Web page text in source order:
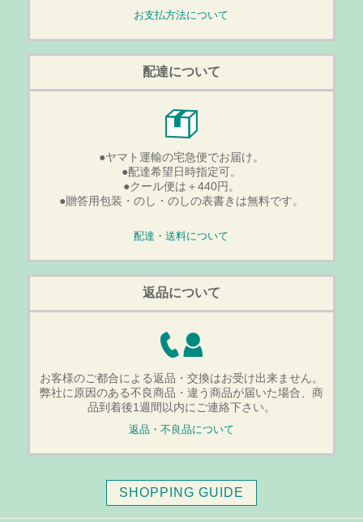
お支払方法について
配達について
●ヤマト運輸の宅急便でお届け。
●配達希望日時指定可。
●クール便は＋440円。
●贈答用包装・のし・のしの表書きは無料です。
配達・送料について
返品について
お客様のご都合による返品・交換はお受け出来ません。
弊社に原因のある不良商品・違う商品が届いた場合、商
品到着後1週間以内にご連絡下さい。
返品・不良品について
SHOPPING GUIDE